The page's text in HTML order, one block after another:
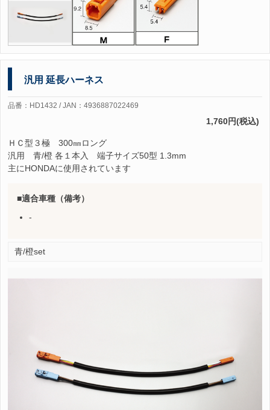
汎用 延長ハーネス
品番：HD1432 / JAN：4936887022469
1,760円(税込)
ＨＣ型３極 300㎜ロング
汎用 青/橙 各１本入 端子サイズ50型 1.3mm
主にHONDAに使用されています
適合車種（備考）
-
青/橙set